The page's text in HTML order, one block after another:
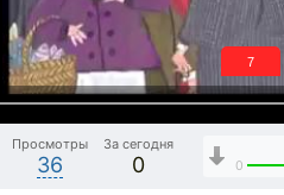
6
Просмотры
36
За сегодня
0 0